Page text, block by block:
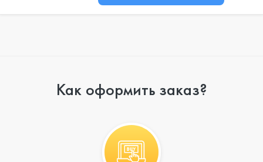
Как оформить заказ?